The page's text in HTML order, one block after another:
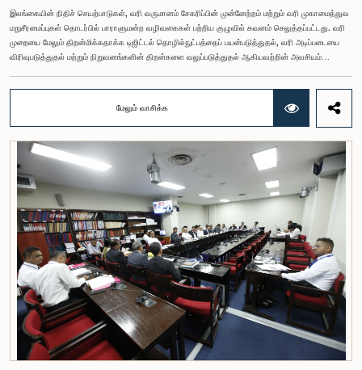
இலங்கையின் நிதிச் செயற்பாடுகள், வரி வருமானம் சேகரிப்பின் முன்னேற்றம் மற்றும் வரி முகாமைத்துவ
மறுசீரமைப்புகள் தொடர்பில் பாராளுமன்ற வழிவகைகள் பற்றிய குழுவில் கவனம் செலுத்தப்பட்டது. வரி
முறையை மேலும் திறன்மிக்கதாக்க டிஜிட்டல் தொழில்நுட்பத்தைப் பயன்படுத்துதல், வரி அடிப்படையை
விரிவுபடுத்துதல் மற்றும் நிறுவனங்களின் திறன்களை வலுப்படுத்துதல் ஆகியவற்றின் அவசியம்
கூட்டத்திற்கு நிதி, திட்டமிடல் மற்றும் பொருளாதார அபிவிருத்தி அமைச்சு மற்றும் உள்நாட்டு இறைவரித்
திணைக்கள அதிகாரிகள் அழைக்கப்பட்டிருந்தனர் இங்கு இலங்கையின் தற்போதைய நிதி நிலைமை
மற்றும் வரி முகாமைத்துவ மறுசீரமைப்புகள் தொடர்பில் விரிவாக ஆராயப்பட்டது.2026 ஆம்
ஆண்டுக்கான வரித் திட்டம், 2026 ஜூன் 30 ஆம் திகதி வரையான வரி வருமான சேகரிப்பில்
ஏற்பட்டுள்ள முன்னேற்றம், வருமான மதிப்பீடுகள், வரி வகைகளுக்கு ஏற்ப வருமான செயல்திறன், வரி
அடிப்படை, தற்போதைய வரி இணக்க நிலை, வரி முறையை எளிமைப்படுத்த புதிய தொழில்நுட்பங்களை
அறிமுகப்படுத்துதல் மற்றும் RAMIS முறைமையின் முன்னேற்றம், டிஜிட்டல் சேவைகளுக்குப் பொருந்தும்
வரிகள், வரி முகாமைத்துவத்தில் காணப்படும் சவால்கள் மற்றும் எதிர்கால நடவடிக்கைகள் தொடர்பில்
கவனம் செலுத்தப்பட்டது.அண்மைக்கால வரிக் கொள்கை திருத்தங்கள் மற்றும் வருமான முகாமைத்துவ
நடவடிக்கைகள் காரணமாக நாட்டின் நிதித் துறையில் ஓரளவு ஸ்திரத்தன்மை ஏற்பட்டுள்ளதாகவும்
கலந்துரையாடலில் சுட்டிக்காட்டப்பட்டது. இந்த முன்னேற்றத்தை மேலும் வலுப்படுத்துவதற்காக வரி
நிர்வாகத்தை நவீனமயப்படுத்துதல், வரி செலுத்துவோரின் அடிப்படையை விரிவுபடுத்துதல் மற்றும் வரி
இணக்கத்தை மேம்படுத்துதல் ஆகியவற்றின் அவசியமும் வலியுறுத்தப்பட்டது.வரி முறையை மேலும்
திறன்மிக்கதாக்குவதற்காக மின்னணு சேவைகளை விரிவுபடுத்துதல், நிறுவனங்களுக்கு இடையிலான
தரவுப் பரிமாற்றத்தை வலுப்படுத்துதல் மற்றும் டிஜிட்டல் முறைமைகளை மேம்படுத்துதல் தொடர்பிலும்
கலந்துரையாடப்பட்டது.மேலும், வரி நிர்வாகத்தில் காணப்படும் சவால்களாக முறைசாரா பொருளாதார
நடவடிக்கைகளை வரி வலையமைப்பிற்குள் கொண்டுவருதல், தொழில்நுட்ப முறைமைகளைப் புதுப்பிக்க
வேண்டிய தேவை, தரவு ஒருங்கிணைப்பில் காணப்படும் சிக்கல்கள் மற்றும் குறிப்பிட்ட துறைகளுக்குத்
தேவையான மனித வளங்களை அபிவிருத்தி செய்தல் ஆகியவை தொடர்பிலும் கவனம்
மேலும் வாசிக்க